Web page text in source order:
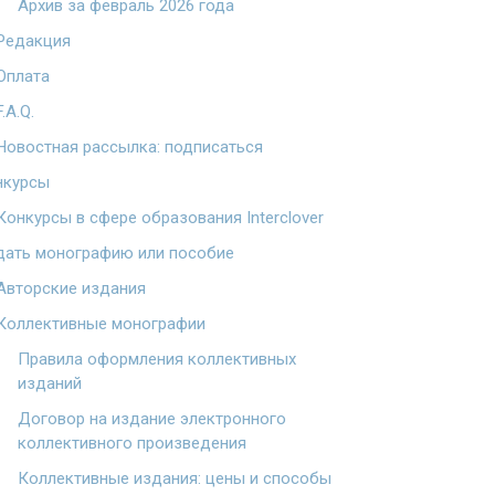
Архив за февраль 2026 года
рассылка: подписаться
в сфере образования Interclover
монографию или пособие
издания
монографии
Правила оформления коллективных
изданий
Договор на издание электронного
коллективного произведения
Коллективные издания: цены и способы